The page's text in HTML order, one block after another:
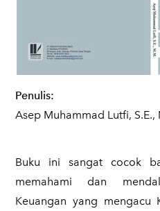
Penulis:
Asep Muhammad Lutfi, S.E.,
Buku ini sangat cocok
memahami dan
Keuangan yang mengacu